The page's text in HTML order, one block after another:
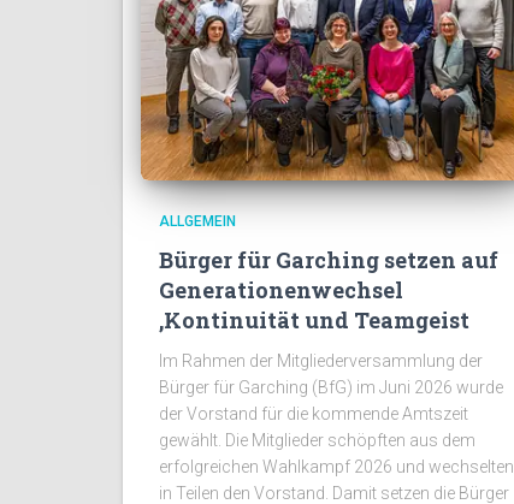
ALLGEMEIN
Bürger für Garching setzen auf
Generationenwechsel
,Kontinuität und Teamgeist
Im Rahmen der Mitgliederversammlung der
Bürger für Garching (BfG) im Juni 2026 wurde
der Vorstand für die kommende Amtszeit
gewählt. Die Mitglieder schöpften aus dem
erfolgreichen Wahlkampf 2026 und wechselten
in Teilen den Vorstand. Damit setzen die Bürger